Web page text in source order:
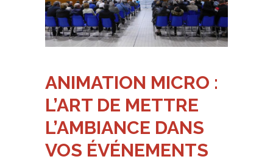
ANIMATION MICRO :
L’ART DE METTRE
L’AMBIANCE DANS
VOS ÉVÉNEMENTS